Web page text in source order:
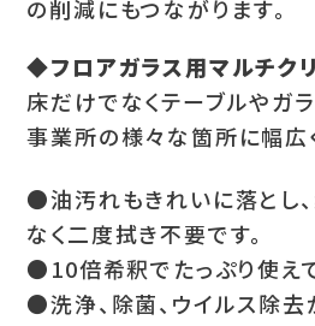
の削減にもつながります。
◆フロアガラス用マルチク
床だけでなくテーブルやガ
事業所の様々な箇所に幅広
●油汚れもきれいに落とし
なく二度拭き不要です。
●10倍希釈でたっぷり使え
●洗浄、除菌、ウイルス除去